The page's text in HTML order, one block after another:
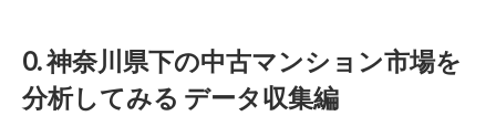
0. 神奈川県下の中古マンション市場を
分析してみる データ収集編